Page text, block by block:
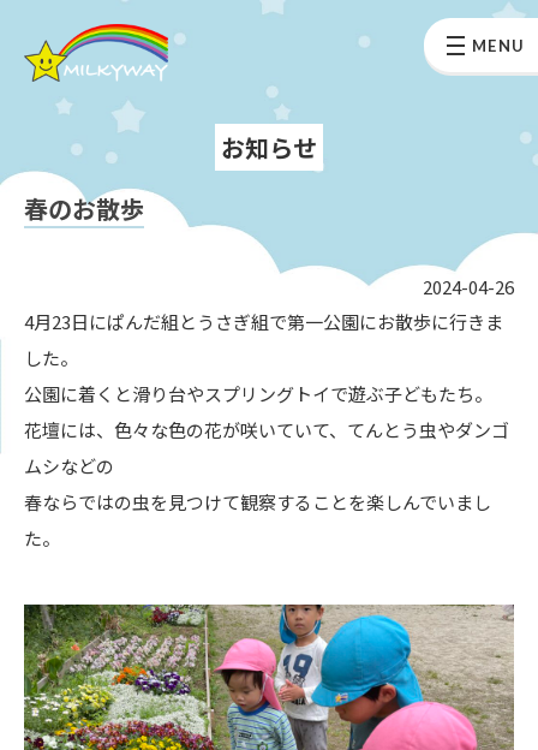
MENU
お知らせ
春のお散歩
2024-04-26
4月23日にぱんだ組とうさぎ組で第一公園にお散歩に行きま
した。
公園に着くと滑り台やスプリングトイで遊ぶ子どもたち。
花壇には、色々な色の花が咲いていて、てんとう虫やダンゴ
ムシなどの
春ならではの虫を見つけて観察することを楽しんでいまし
た。